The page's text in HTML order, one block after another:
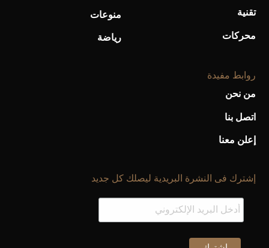
تقنية
محركات
منوعات
رياضة
روابط مفيدة
من نحن
اتصل بنا
إعلن معنا
إشترك فى النشرة البريدية ليصلك كل جديد